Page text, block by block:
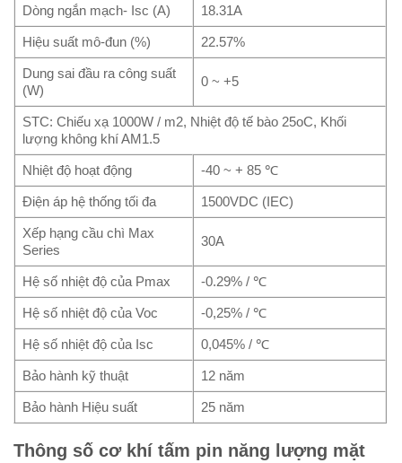
Dòng ngắn mạch- Isc (A) 18.31A
Hiệu suất mô-đun (%) 22.57%
Dung sai đầu ra công suất
(W)
0 ~ +5
STC: Chiếu xạ 1000W / m2, Nhiệt độ tế bào 25oC, Khối
lượng không khí AM1.5
Nhiệt độ hoạt động -40 ~ + 85 ℃
Điện áp hệ thống tối đa 1500VDC (IEC)
Xếp hạng cầu chì Max
Series
30A
Hệ số nhiệt độ của Pmax -0.29% / ℃
Hệ số nhiệt độ của Voc -0,25% / ℃
Hệ số nhiệt độ của Isc 0,045% / ℃
Bảo hành kỹ thuật 12 năm
Bảo hành Hiệu suất 25 năm
Thông số cơ khí tấm pin năng lượng mặt